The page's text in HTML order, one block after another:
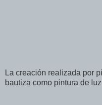
La creación realizada por
bautiza como pintura de